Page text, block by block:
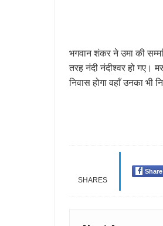
भगवान शंकर ने उमा की
तरह नंदी नंदीश्वर हो गए।
निवास होगा वहाँ उनका भी
SHARES
Share